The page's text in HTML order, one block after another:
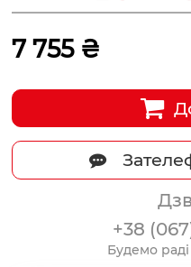
7 755 ₴
+38
Будемо